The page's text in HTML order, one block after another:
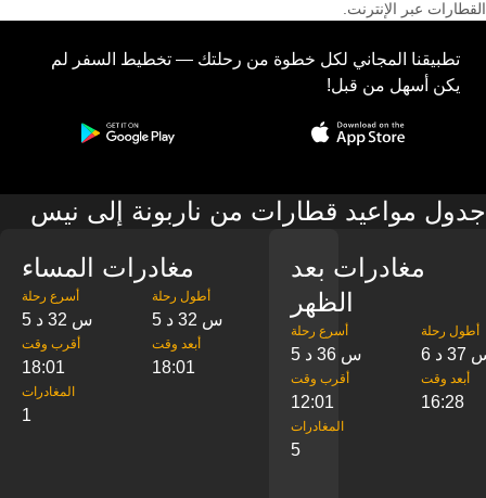
القطارات عبر الإنترنت.
تطبيقنا المجاني لكل خطوة من رحلتك — تخطيط السفر لم
يكن أسهل من قبل!
جدول مواعيد قطارات من ناربونة إلى نيس
مغادرات المساء
‎أسرع رحلة
5 س 32 د
‎أطول رحلة
5 س 32 د
‎أقرب وقت
18:01
‎أبعد وقت
18:01
‎المغادرات
1
مغادرات بعد
الظهر
‎أسرع رحلة
5 س 36 د
‎أطول رحلة
37 د
‎أقرب وقت
12:01
‎أبعد وقت
16:28
‎المغادرات
5